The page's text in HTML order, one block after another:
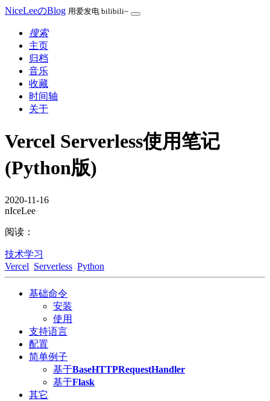
NiceLeeのBlog 用爱发电 bilibili~
搜索
主页
归档
音乐
收藏
时间轴
关于
Vercel Serverless使用笔记
(Python版)
2020-11-16
nIceLee
阅读：
技术学习
Vercel Serverless Python
基础命令
安装
使用
支持语言
配置
简单例子
基于BaseHTTPRequestHandler
基于Flask
其它